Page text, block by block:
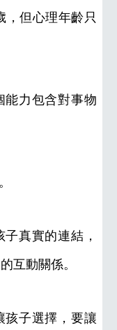
，但心理年齡只
能力包含對事物
真實的連結，
互動關係。
孩子選擇，要讓